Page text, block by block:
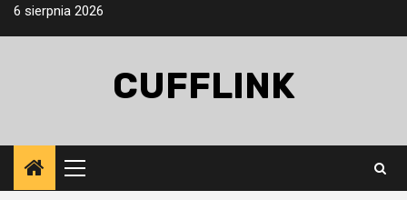
Skip6 sierpnia 2026
CUFFLINK
Primary
Menu